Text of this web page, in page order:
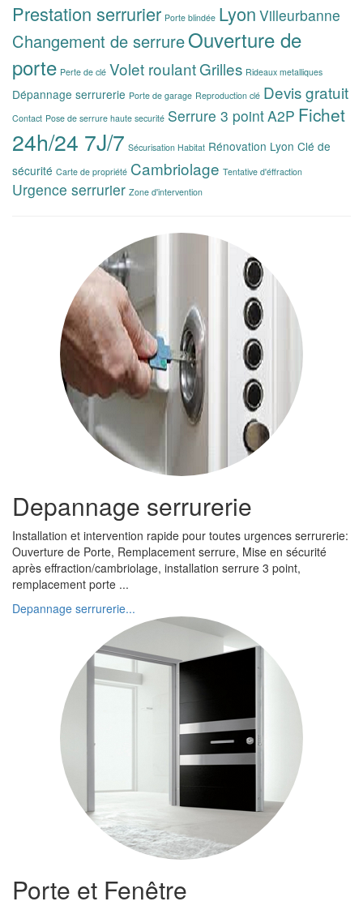
Prestation serrurier Porte blindée Lyon Villeurbanne
Changement de serrureOuverture de
porte Perte de clé Volet roulantGrilles Rideaux metalliques
Dépannage serrurerie Porte de garage Reproduction clé Devis gratuit
Contact Pose de serrure haute securité Serrure 3 pointA2P Fichet
24h/24 7J/7 Sécurisation Habitat Rénovation Lyon Clé de
sécurité Carte de propriété Cambriolage Tentative d'éffraction
Urgence serrurier Zone d'intervention
Depannage serrurerie
Installation et intervention rapide pour toutes urgences serrurerie:
Ouverture de Porte, Remplacement serrure, Mise en sécurité
après effraction/cambriolage, installation serrure 3 point,
remplacement porte ...
Depannage serrurerie...
Porte et Fenêtre